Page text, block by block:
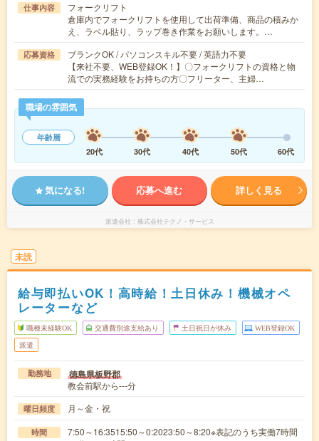
仕事内容
フォークリフト
倉庫内でフォークリフトを使用して出荷準備、商品の積みか
え、ラベル貼り、ラップ巻き作業をお願いします。…
応募資格
ブランクOK / パソコンスキル不要 / 英語力不要
【来社不要、WEB登録OK！】〇フォークリフトの資格と物
流での実務経験をお持ちの方〇フリーター、主婦…
職場の雰囲気
年齢層
20代
30代 40代 50代 60代
気になる! 応募へ進む 詳しく見る
派遣会社 株式会社テクノ・サービス
未読
給与即払いOK！高時給！土日休み！機械オペ
レーターなど
職種未経験OK 交通費別途支給あり 土日祝日が休み WEB登録OK
派遣
勤務地 徳島県板野郡
教会前駅から---分
曜日頻度 月～金・祝
時間
7:50～16:3515:50～0:2023:50～8:20※表記のうち実働7時間